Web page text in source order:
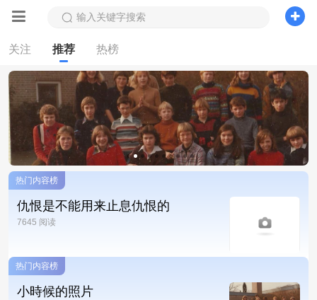
输入关键字搜索
关注 推荐 热榜
热门内容榜
仇恨是不能用来止息仇恨的
7645 阅读
热门内容榜
小時候的照片